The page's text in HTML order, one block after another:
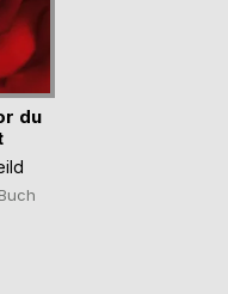
du
Buch